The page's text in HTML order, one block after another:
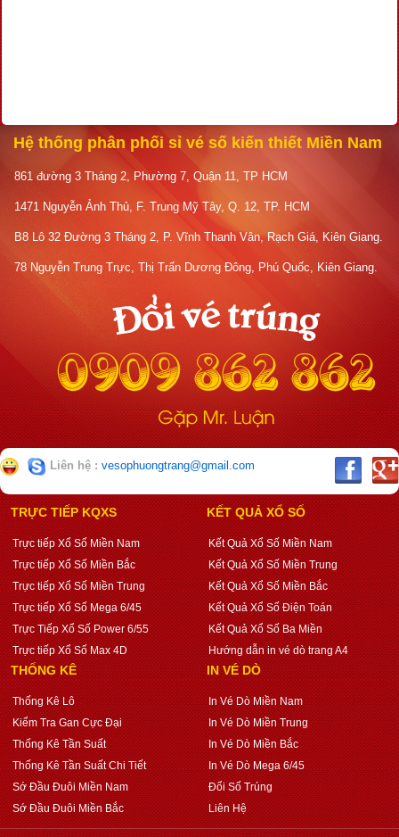
Hệ thống phân phối sỉ vé số kiến thiết Miền Nam
861 đường 3 Tháng 2, Phường 7, Quận 11, TP HCM
1471 Nguyễn Ảnh Thủ, F. Trung Mỹ Tây, Q. 12, TP. HCM
B8 Lô 32 Đường 3 Tháng 2, P. Vĩnh Thanh Vân, Rạch Giá, Kiên Giang.
78 Nguyễn Trung Trực, Thị Trấn Dương Đông, Phú Quốc, Kiên Giang.
Liên hệ : vesophuongtrang@gmail.com
TRỰC TIẾP KQXS
Trực tiếp Xổ Số Miền Nam
Trực tiếp Xổ Số Miền Bắc
Trực tiếp Xổ Số Miền Trung
Trực tiếp Xổ Số Mega 6/45
Trực Tiếp Xổ Số Power 6/55
Trực tiếp Xổ Số Max 4D
KẾT QUẢ XỔ SỐ
Kết Quả Xổ Số Miền Nam
Kết Quả Xổ Số Miền Trung
Kết Quả Xổ Số Miền Bắc
Kết Quả Xổ Số Điện Toán
Kết Quả Xổ Số Ba Miền
Hướng dẫn in vé dò trang A4
THỐNG KÊ
Thống Kê Lô
Kiểm Tra Gan Cực Đại
Thống Kê Tần Suất
Thống Kê Tần Suất Chi Tiết
Sớ Đầu Đuôi Miền Nam
Sớ Đầu Đuôi Miền Bắc
IN VÉ DÒ
In Vé Dò Miền Nam
In Vé Dò Miền Trung
In Vé Dò Miền Bắc
In Vé Dò Mega 6/45
Đổi Số Trúng
Liên Hệ